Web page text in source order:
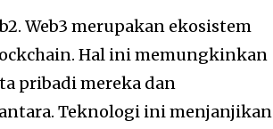
Web3 merupakan ekosistem
Hal ini memungkinkan
pribadi mereka dan
Teknologi ini menjanjikan